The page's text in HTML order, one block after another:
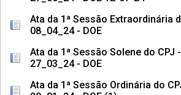
Ata da 1ª Sessão Extraordinária
08_04_24 - DOE
Ata da 1ª Sessão Solene do CPJ -
27_03_24 - DOE
Ata da 1ª Sessão Ordinária do